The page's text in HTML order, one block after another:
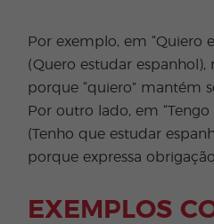
Por exemplo, em “Quiero
(Quero estudar espanhol),
porque “quiero” mantém
Por outro lado, em
(Tenho que estudar
porque expressa
EXEMPLOS